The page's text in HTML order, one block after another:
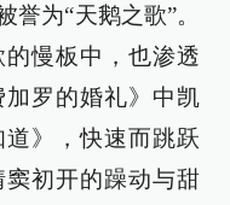
为“天鹅之歌”。
慢板中，也渗透
罗的婚礼》中凯
》，快速而跳跃
初开的躁动与甜